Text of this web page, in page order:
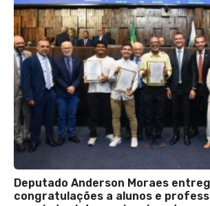
Deputado Anderson Moraes
congratulações a alunos e